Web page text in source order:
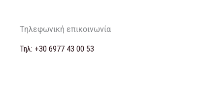
Τηλεφωνική επικοινωνία
Τηλ: +30 6977 43 00 53